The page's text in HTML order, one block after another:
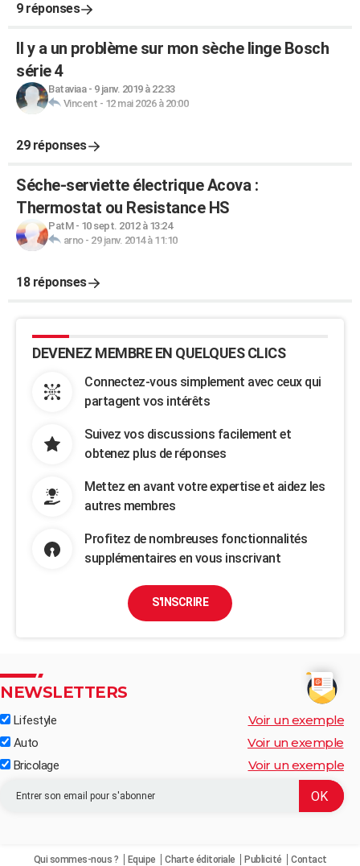
9 réponses
Il y a un problème sur mon sèche linge Bosch
série 4
Bataviaa- 9 janv. 2019 à 22:33
Vincent - 12 mai 2026 à 20:00
29 réponses
Séche-serviette électrique Acova :
Thermostat ou Resistance HS
PatM- 10 sept. 2012 à 13:24
arno- 29 janv. 2014 à 11:10
18 réponses
DEVENEZ MEMBRE EN QUELQUES CLICS
Connectez-vous simplement avec ceux qui
partagent vos intérêts
Suivez vos discussions facilement et
obtenez plus de réponses
Mettez en avant votre expertise et aidez les
autres membres
Profitez de nombreuses fonctionnalités
supplémentaires en vous inscrivant
S'INSCRIRE
NEWSLETTERS
Lifestyle Voir un exemple
Auto Voir un exemple
Bricolage Voir un exemple
Qui sommes-nous ? Equipe Charte éditoriale Publicité Contact